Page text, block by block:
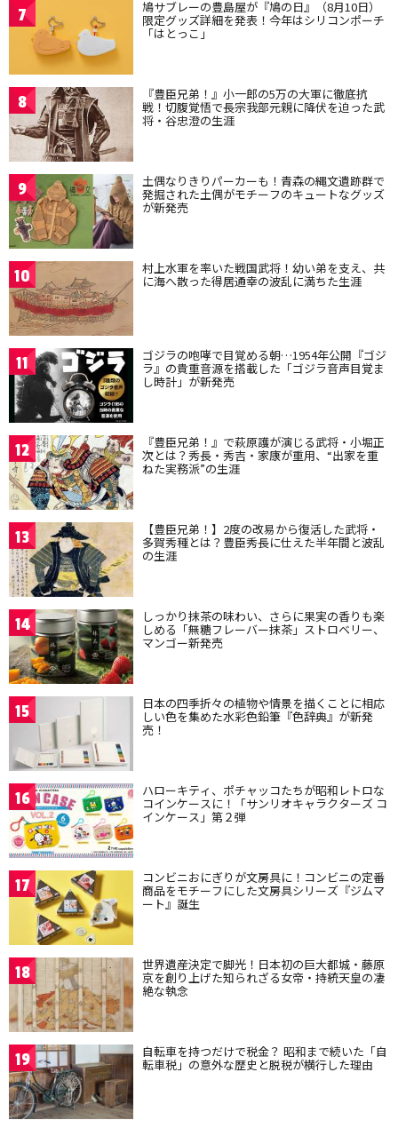
7 鳩サブレーの豊島屋が『鳩の日』（8月10日）
限定グッズ詳細を発表！今年はシリコンポーチ
「はとっこ」
8 『豊臣兄弟！』小一郎の5万の大軍に徹底抗
戦！切腹覚悟で長宗我部元親に降伏を迫った武
将・谷忠澄の生涯
9 土偶なりきりパーカーも！青森の縄文遺跡群で
発掘された土偶がモチーフのキュートなグッズ
が新発売
10 村上水軍を率いた戦国武将！幼い弟を支え、共
に海へ散った得居通幸の波乱に満ちた生涯
11 ゴジラの咆哮で目覚める朝…1954年公開『ゴジ
ラ』の貴重音源を搭載した「ゴジラ音声目覚ま
し時計」が新発売
12 『豊臣兄弟！』で萩原護が演じる武将・小堀正
次とは？秀長・秀吉・家康が重用、“出家を重
ねた実務派”の生涯
13 【豊臣兄弟！】2度の改易から復活した武将・
多賀秀種とは？豊臣秀長に仕えた半年間と波乱
の生涯
14 しっかり抹茶の味わい、さらに果実の香りも楽
しめる「無糖フレーバー抹茶」ストロベリー、
マンゴー新発売
15 日本の四季折々の植物や情景を描くことに相応
しい色を集めた水彩色鉛筆『色辞典』が新発
売！
16 ハローキティ、ポチャッコたちが昭和レトロな
コインケースに！「サンリオキャラクターズ コ
インケース」第２弾
17 コンビニおにぎりが文房具に！コンビニの定番
商品をモチーフにした文房具シリーズ『ジムマ
ート』誕生
18 世界遺産決定で脚光！日本初の巨大都城・藤原
京を創り上げた知られざる女帝・持統天皇の凄
絶な執念
19 自転車を持つだけで税金？ 昭和まで続いた「自
転車税」の意外な歴史と脱税が横行した理由